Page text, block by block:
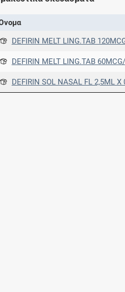
DEFIRIN MELT LING.TAB
DEFIRIN MELT LING.TAB
DEFIRIN SOL NASAL FL 2,5ML X